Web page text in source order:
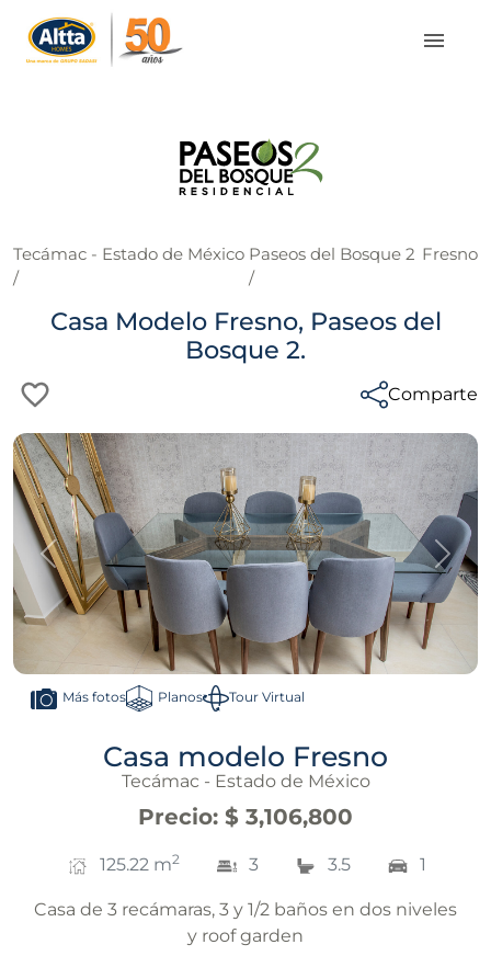
Tecámac - Estado de México
/
Paseos del Bosque 2
/
Fresno
Casa Modelo Fresno, Paseos del
Bosque 2.
Comparte
Anterior
Más fotos Planos Tour Virtual
Casa modelo Fresno
Tecámac - Estado de México
Precio: $ 3,106,800
125.22 m2 3 3.5 1
Casa de 3 recámaras, 3 y 1/2 baños en dos niveles
y roof garden